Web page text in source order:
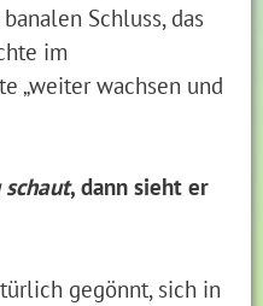
Schluss, das
im
„weiter wachsen und
schaut, dann sieht er
gegönnt, sich in